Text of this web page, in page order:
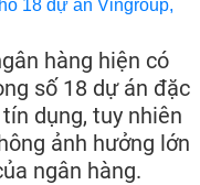
hàng hiện có
số 18 dự án đặc
dụng, tuy nhiên
ảnh hưởng lớn
ngân hàng.